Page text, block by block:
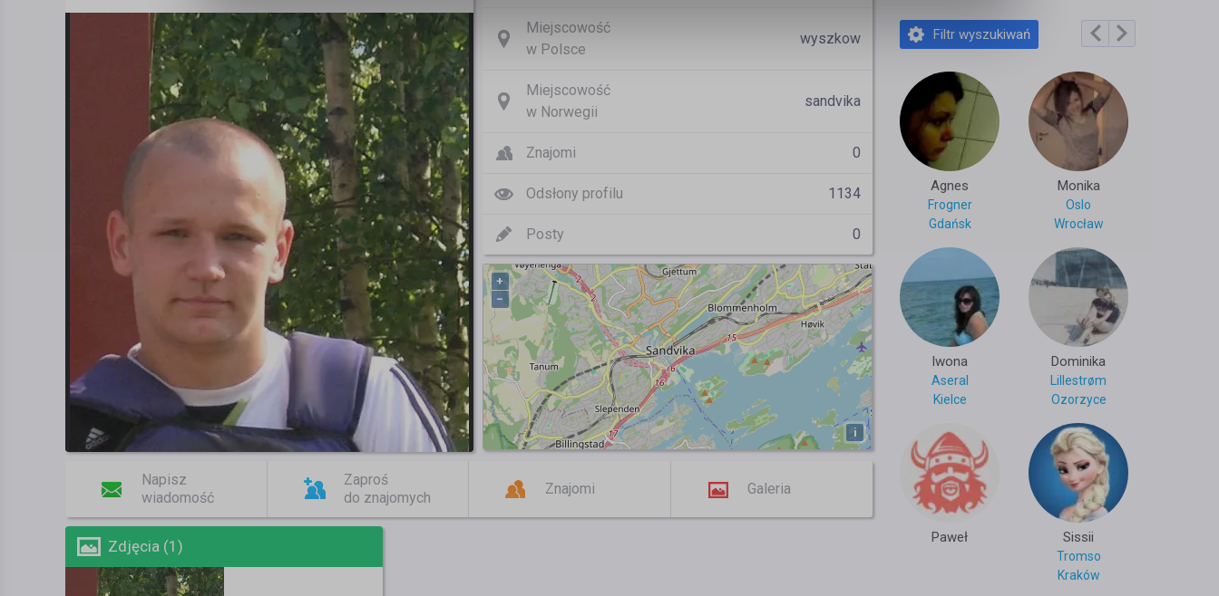
Miejscowość
w Polsce
wyszkow
Miejscowość
w Norwegii
sandvika
Znajomi 0
Odsłony profilu 1134
Posty 0
+
−
i
Napisz
wiadomość
Zaproś
do znajomych
Znajomi Galeria
Zdjęcia (1)
Filtr wyszukiwań
Agnes
Frogner
Gdańsk
Monika
Oslo
Wrocław
Iwona
Aseral
Kielce
Dominika
Lillestrøm
Ozorzyce
Paweł Sissii
Tromso
Kraków